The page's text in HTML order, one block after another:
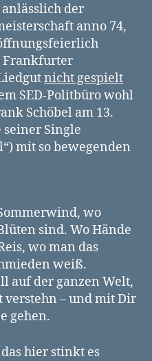
der
anno 74,
Frankfurter
nicht gespielt
SED-Politbüro wohl
Schöbel am 13.
seiner Single
mit so bewegenden
wo
sind. Wo Hände
wo man das
weiß.
auf der ganzen Welt,
verstehn – und mit Dir
gehen.
hier stinkt es